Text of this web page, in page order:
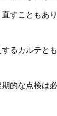
すこともあり
るカルテと
的な点検は